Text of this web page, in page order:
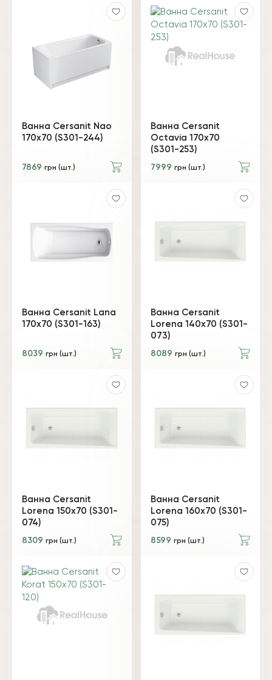
Ванна Cersanit Nao
170x70 (S301-244)
7869 грн (шт.)
Ванна Cersanit
Octavia 170x70
(S301-253)
7999 грн (шт.)
Ванна Cersanit Lana
170х70 (S301-163)
8039 грн (шт.)
Ванна Cersanit
Lorena 140x70 (S301-
073)
8089 грн (шт.)
Ванна Cersanit
Lorena 150x70 (S301-
074)
8309 грн (шт.)
Ванна Cersanit
Lorena 160x70 (S301-
075)
8599 грн (шт.)